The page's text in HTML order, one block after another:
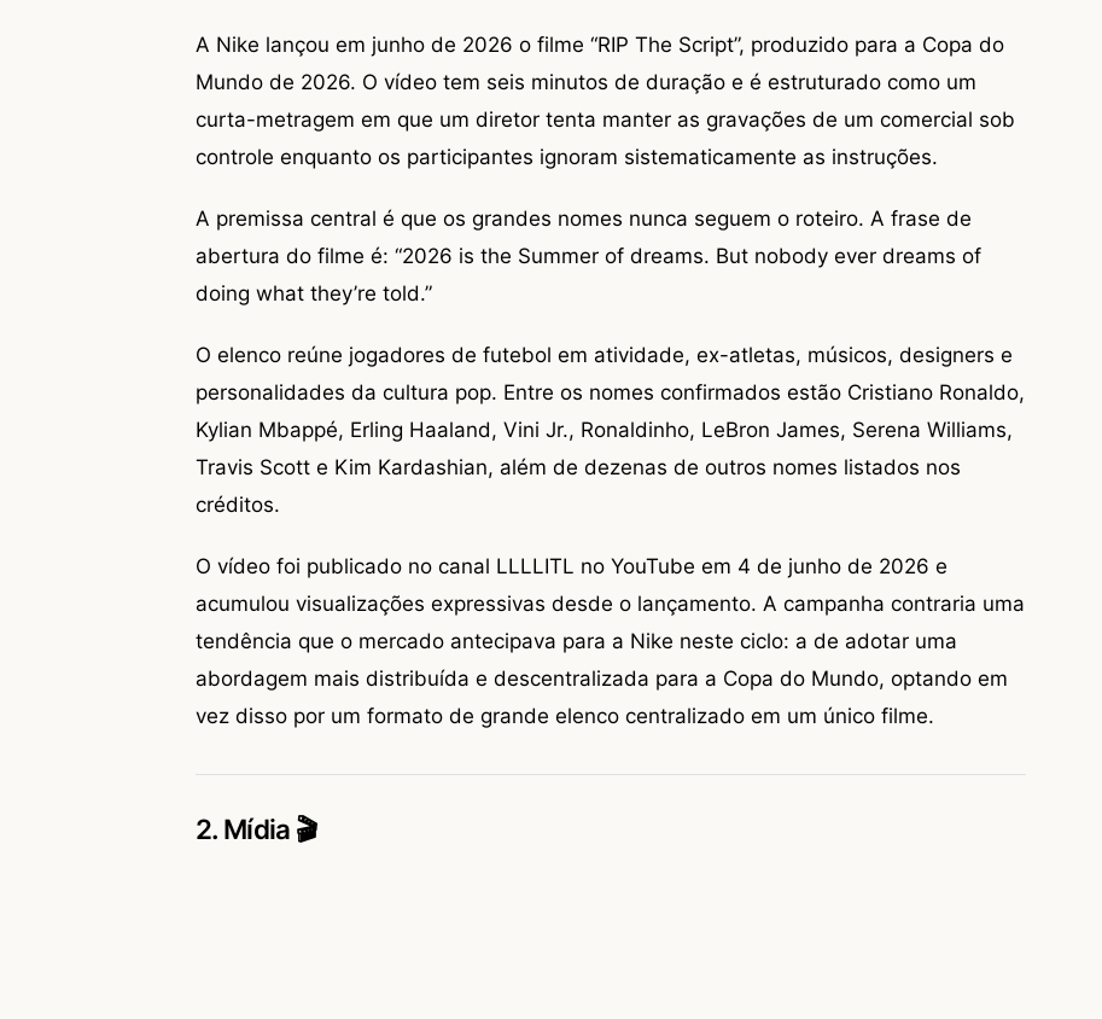
A Nike lançou em junho de 2026 o filme “RIP The Script”, produzido para a Copa do
Mundo de 2026. O vídeo tem seis minutos de duração e é estruturado como um
curta-metragem em que um diretor tenta manter as gravações de um comercial sob
controle enquanto os participantes ignoram sistematicamente as instruções.
A premissa central é que os grandes nomes nunca seguem o roteiro. A frase de
abertura do filme é: “2026 is the Summer of dreams. But nobody ever dreams of
doing what they’re told.”
O elenco reúne jogadores de futebol em atividade, ex-atletas, músicos, designers e
personalidades da cultura pop. Entre os nomes confirmados estão Cristiano Ronaldo,
Kylian Mbappé, Erling Haaland, Vini Jr., Ronaldinho, LeBron James, Serena Williams,
Travis Scott e Kim Kardashian, além de dezenas de outros nomes listados nos
créditos.
O vídeo foi publicado no canal LLLLITL no YouTube em 4 de junho de 2026 e
acumulou visualizações expressivas desde o lançamento. A campanha contraria uma
tendência que o mercado antecipava para a Nike neste ciclo: a de adotar uma
abordagem mais distribuída e descentralizada para a Copa do Mundo, optando em
vez disso por um formato de grande elenco centralizado em um único filme.
2. Mídia 🎬